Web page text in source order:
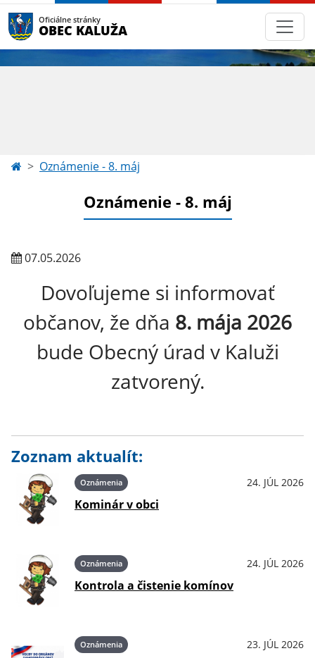
Oficiálne stránky
OBEC KALUŽA
Oznámenie - 8. máj
Oznámenie - 8. máj
07.05.2026
Dovoľujeme si informovať
občanov, že dňa 8. mája 2026
bude Obecný úrad v Kaluži
zatvorený.
Zoznam aktualít:
Oznámenia 24. JÚL 2026
Kominár v obci
Oznámenia 24. JÚL 2026
Kontrola a čistenie komínov
Oznámenia 23. JÚL 2026